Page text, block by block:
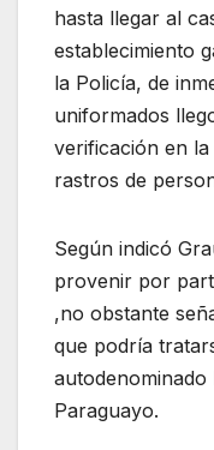
hasta llegar al
establecimiento
la Policía, de
uniformados
verificación en
rastros de
Según indicó
provenir por
,no obstante
que podría
autodenominado
Paraguayo.